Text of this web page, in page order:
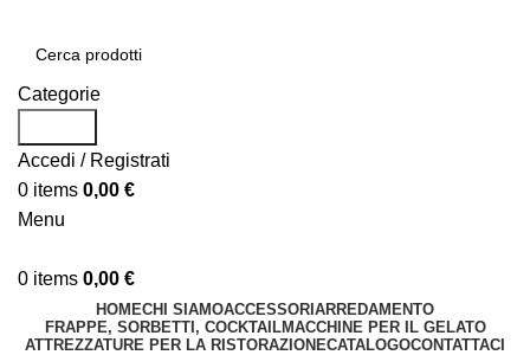
Categorie
Accedi / Registrati
0 items 0,00 €
Menu
0 items 0,00 €
HOMECHI SIAMOACCESSORI ARREDAMENTO
FRAPPE, SORBETTI, COCKTAILMACCHINE PER IL GELATO
ATTREZZATURE PER LA RISTORAZIONECATALOGOCONTATTACI